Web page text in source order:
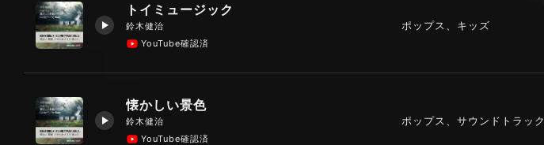
トイミュージック
鈴木健治
YouTube確認済
ポップス、キッズ
懐かしい景色
鈴木健治
YouTube確認済
ポップス、サウンドトラック